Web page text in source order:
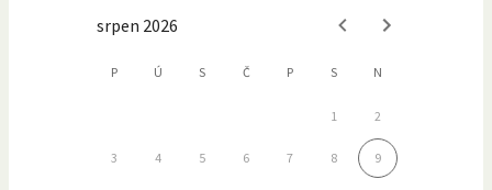
srpen 2026
P Ú S Č P S N
1 2
3 4 5 6 7 8 9